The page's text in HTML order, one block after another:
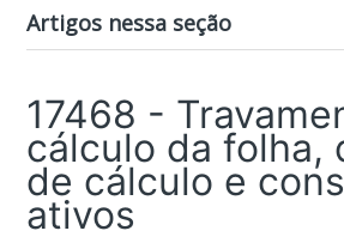
Artigos nessa seção
17468 -
cálculo da folha,
de cálculo e
ativos